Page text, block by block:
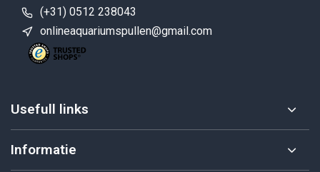
(+31) 0512 238043
onlineaquariumspullen@gmail.com
Usefull links
Informatie